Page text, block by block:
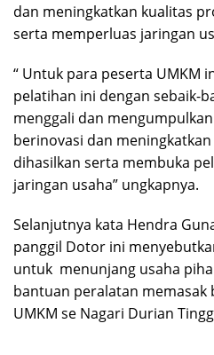
dan meningkatkan kualitas
serta memperluas jaringan
“ Untuk para peserta UMKM
pelatihan ini dengan sebaik-
menggali dan
berinovasi dan
dihasilkan serta membuka
jaringan usaha” ungkapnya.
Selanjutnya kata Hendra
panggil Dotor ini
untuk menunjang usaha
bantuan peralatan memasak
UMKM se Nagari Durian